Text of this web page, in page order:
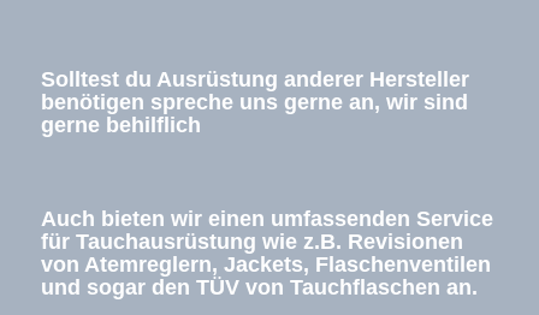
Solltest du Ausrüstung anderer Hersteller
benötigen spreche uns gerne an, wir sind
gerne behilflich
Auch bieten wir einen umfassenden Service
für Tauchausrüstung wie z.B. Revisionen
von Atemreglern, Jackets, Flaschenventilen
und sogar den TÜV von Tauchflaschen an.